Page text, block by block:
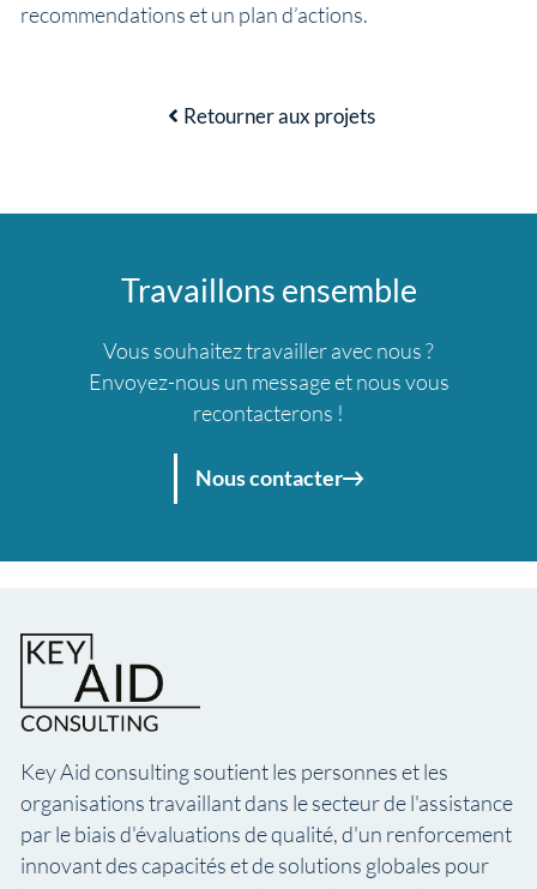
recommendations et un plan d’actions.
Retourner aux projets
Travaillons ensemble
Vous souhaitez travailler avec nous ?
Envoyez-nous un message et nous vous
recontacterons !
Nous contacter
Key Aid consulting soutient les personnes et les
organisations travaillant dans le secteur de l'assistance
par le biais d'évaluations de qualité, d'un renforcement
innovant des capacités et de solutions globales pour